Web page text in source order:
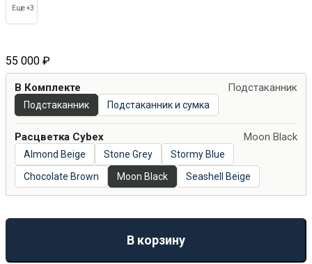
Еще +3
55 000 ₽
В Комплекте Подстаканник
Подстаканник Подстаканник и сумка
Расцветка Cybex Moon Black
Almond Beige Stone Grey
Stormy Blue
Chocolate Brown
Moon Black Seashell Beige
В корзину